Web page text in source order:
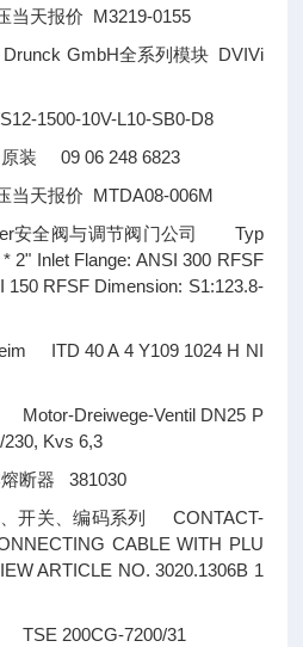
天报价 M3219-0155
GmbH全系列模块 DVIVi
1500-10V-L10-SB0-D8
装 09 06 248 6823
天报价 MTDA08-006M
安全阀与调节阀门公司 Typ
2" Inlet Flange: ANSI 300 RFSF
150 RFSF Dimension: S1:123.8-
ITD 40 A 4 Y109 1024 H NI
Dreiwege-Ventil DN25 P
230, Kvs 6,3
断器 381030
开关、编码系列 CONTACT-
CABLE WITH PLU
ARTICLE NO. 3020.1306B 1
200CG-7200/31